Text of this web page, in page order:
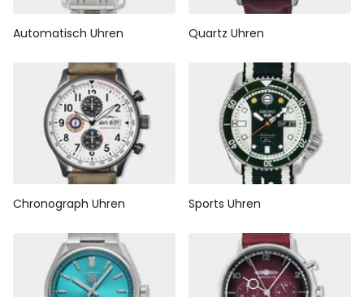
Automatisch Uhren Quartz Uhren
Chronograph Uhren Sports Uhren